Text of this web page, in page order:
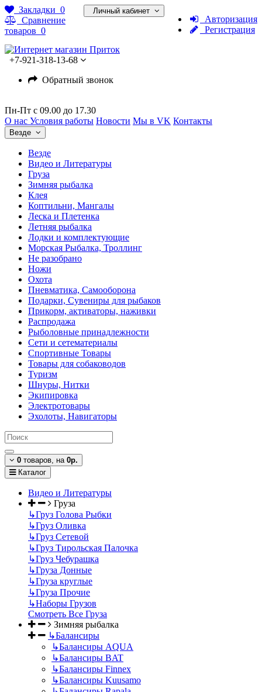
Личный кабинет
Авторизация
Регистрация
Закладки 0
Сравнение
товаров 0
+7-921-318-13-68
Обратный звонок
Пн-Пт c 09.00 до 17.30
О нас Условия работы Новости Мы в VK Контакты
Везде
Везде
Видео и Литературы
Груза
Зимняя рыбалка
Клея
Коптильни, Мангалы
Леска и Плетенка
Летняя рыбалка
Лодки и комплектующие
Морская Рыбалка, Троллинг
Не разобрано
Ножи
Охота
Пневматика, Самооборона
Подарки, Сувениры для рыбаков
Прикорм, активаторы, наживки
Распродажа
Рыболовные принадлежности
Сети и сетематериалы
Спортивные Товары
Товары для собаководов
Туризм
Шнуры, Нитки
Экипировка
Электротовары
Эхолоты, Навигаторы
0 товаров, на 0р.
Каталог
Видео и Литературы
Груза
↳Груз Голова Рыбки
↳Груз Оливка
↳Груз Сетевой
↳Груз Тирольская Палочка
↳Груз Чебурашка
↳Груза Донные
↳Груза круглые
↳Груза Прочие
↳Наборы Грузов
Смотреть Все Груза
Зимняя рыбалка
↳Балансиры
↳Балансиры AQUA
↳Балансиры BAT
↳Балансиры Finnex
↳Балансиры Kuusamo